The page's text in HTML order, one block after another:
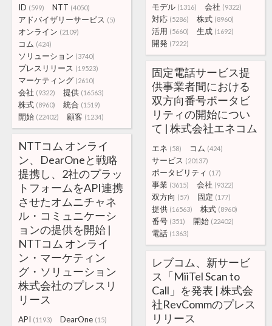
モデル (1316) 会社 (9322)
対応 (5286) 株式 (8960)
活用 (5660) 生成 (1692)
開発 (7222)
ID (599) NTT (4050)
アドバイザリーサービス (5)
オンライン (2109)
コム (424)
ソリューション (3740)
プレスリリース (19523)
マーケティング (2610)
会社 (9322) 提供 (16563)
株式 (8960) 統合 (1519)
開始 (22402) 顧客 (1234)
固定電話サービス提
供事業者間における
双方向番号ポータビ
リティの開始につい
て | 株式会社エネコム
エネ (58) コム (424)
サービス (20137)
ポータビリティ (17)
事業 (3615) 会社 (9322)
双方向 (57) 固定 (177)
提供 (16563) 株式 (8960)
番号 (351) 開始 (22402)
電話 (1363)
NTTコム オンライ
ン、DearOneと戦略
提携し、2社のプラッ
トフォームをAPI連携
させたオムニチャネ
ル・コミュニケーシ
ョンの提供を開始 |
NTTコム オンライ
ン・マーケティン
グ・ソリューション
株式会社のプレスリ
リース
API (1193) DearOne (15)
レブコム、新サービ
ス「MiiTel Scan to
Call」を発表 | 株式会
社RevCommのプレス
リリース